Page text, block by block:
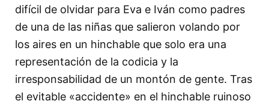
difícil de olvidar para Eva e Iván como padres
de una de las niñas que salieron volando por
los aires en un hinchable que solo era una
representación de la codicia y la
irresponsabilidad de un montón de gente. Tras
el evitable «accidente» en el hinchable ruinoso